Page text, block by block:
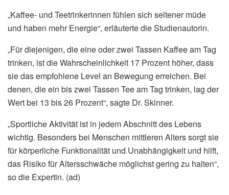
„Kaffee- und Teetrinkerinnen fühlen sich seltener müde
und haben mehr Energie“, erläuterte die Studienautorin.
„Für diejenigen, die eine oder zwei Tassen Kaffee am Tag
trinken, ist die Wahrscheinlichkeit 17 Prozent höher, dass
sie das empfohlene Level an Bewegung erreichen. Bei
denen, die ein bis zwei Tassen Tee am Tag trinken, lag der
Wert bei 13 bis 26 Prozent“, sagte Dr. Skinner.
„Sportliche Aktivität ist in jedem Abschnitt des Lebens
wichtig. Besonders bei Menschen mittleren Alters sorgt sie
für körperliche Funktionalität und Unabhängigkeit und hilft,
das Risiko für Altersschwäche möglichst gering zu halten“,
so die Expertin. (ad)